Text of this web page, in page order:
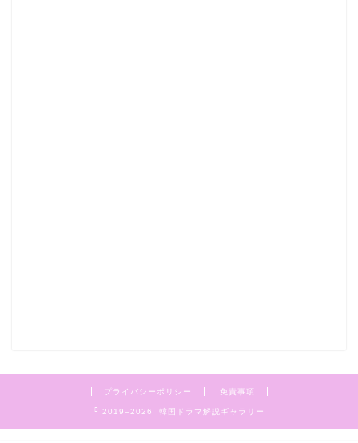
プライバシーポリシー 免責事項
2019–2026 韓国ドラマ解説ギャラリー